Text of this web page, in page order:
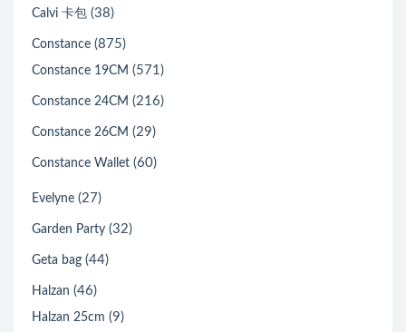
Calvi 卡包 (38)
Constance (875)
Constance 19CM (571)
Constance 24CM (216)
Constance 26CM (29)
Constance Wallet (60)
Evelyne (27)
Garden Party (32)
Geta bag (44)
Halzan (46)
Halzan 25cm (9)